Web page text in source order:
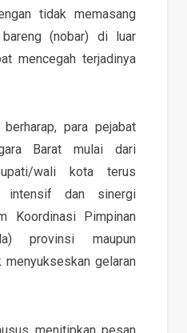
tidak memasang
(nobar) di luar
mencegah terjadinya
para pejabat
Barat mulai dari
wali kota terus
intensif dan sinergi
Koordinasi Pimpinan
provinsi maupun
menyukseskan gelaran